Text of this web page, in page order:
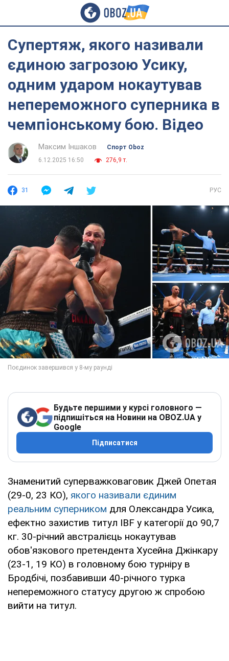
Супертяж, якого називали
єдиною загрозою Усику,
одним ударом нокаутував
непереможного суперника в
чемпіонському бою. Відео
Максим Іншаков
Спорт Oboz
6.12.2025 16:50
276,9 т.
31 РУС
Будьте першими у курсі головного —
підпишіться на Новини на OBOZ.UA у
Google
Підписатися
Знаменитий суперважковаговик Джей Опетая
(29-0, 23 КО), якого називали єдиним
реальним суперником для Олександра Усика,
ефектно захистив титул IBF у категорії до 90,7
кг. 30-річний австралієць нокаутував
обов'язкового претендента Хусейна Джінкару
(23-1, 19 КО) в головному бою турніру в
Бродбічі, позбавивши 40-річного турка
непереможного статусу другою ж спробою
вийти на титул.